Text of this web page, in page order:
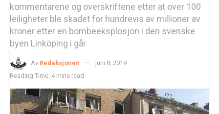
kommentarene og overskriftene etter at over 100
leiligheter ble skadet for hundrevis av millioner av
kroner etter en bombeeksplosjon i den svenske
byen Linköping i går.
Av Redaksjonen
juni 8, 2019
Reading Time: 4 mins read